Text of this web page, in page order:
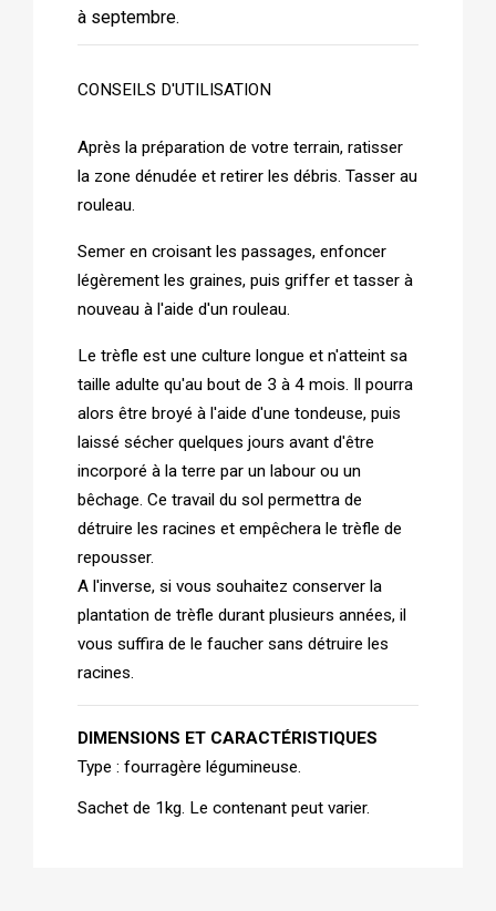
à septembre.
CONSEILS D'UTILISATION
Après la préparation de votre terrain, ratisser
la zone dénudée et retirer les débris. Tasser au
rouleau.
Semer en croisant les passages, enfoncer
légèrement les graines, puis griffer et tasser à
nouveau à l'aide d'un rouleau.
Le trèfle est une culture longue et n'atteint sa
taille adulte qu'au bout de 3 à 4 mois. Il pourra
alors être broyé à l'aide d'une tondeuse, puis
laissé sécher quelques jours avant d'être
incorporé à la terre par un labour ou un
bêchage. Ce travail du sol permettra de
détruire les racines et empêchera le trèfle de
repousser.
A l'inverse, si vous souhaitez conserver la
plantation de trèfle durant plusieurs années, il
vous suffira de le faucher sans détruire les
racines.
DIMENSIONS ET CARACTÉRISTIQUES
Type : fourragère légumineuse.
Sachet de 1kg. Le contenant peut varier.